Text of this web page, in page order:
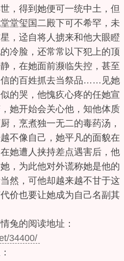
，得到她便可一统中土，但
堂玺国二殿下可不希罕，未
，迳自将人掳来和他大眼瞪
冷脸，还常常以下犯上的顶
，在她面前濒临失控，甚至
信的百姓抓去当祭品……见她
的哭，他愧疚心疼的任她宣
她开始会关心他，知他体质
，烹煮独一无二的毒药汤，
不像自己，她平凡的面貌在
她遭人挟持差点遇害后，他
，为此他对外谎称她是他的
然，可他却越来越不甘于这
价也要让她成为自己名副其
兔的阅读地址：
34400/